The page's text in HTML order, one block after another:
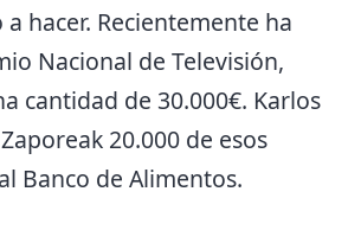
hacer. Recientemente ha
Nacional de Televisión,
cantidad de 30.000€. Karlos
20.000 de esos
Banco de Alimentos.